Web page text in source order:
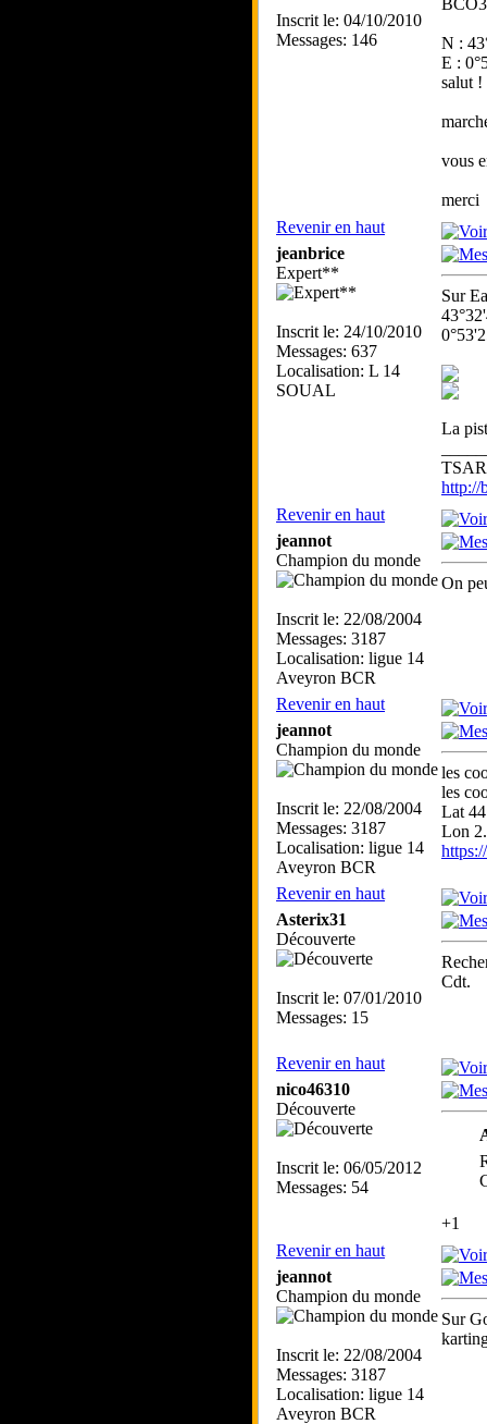
Inscrit le: 04/10/2010
Messages: 146
N :
E :
salut !
vous
merci
Revenir en haut
jeanbrice
Expert**
Inscrit le: 24/10/2010
Messages: 637
Localisation: L 14
SOUAL
Sur
La
http://
Revenir en haut
jeannot
Champion du monde
Inscrit le: 22/08/2004
Messages: 3187
Localisation: ligue 14
Aveyron BCR
On
Revenir en haut
jeannot
Champion du monde
Inscrit le: 22/08/2004
Messages: 3187
Localisation: ligue 14
Aveyron BCR
les
les
Lat
Lon
Revenir en haut
Asterix31
Découverte
Inscrit le: 07/01/2010
Messages: 15
Cdt.
Revenir en haut
nico46310
Découverte
Inscrit le: 06/05/2012
Messages: 54
+1
Revenir en haut
jeannot
Champion du monde
Inscrit le: 22/08/2004
Messages: 3187
Localisation: ligue 14
Aveyron BCR
Sur